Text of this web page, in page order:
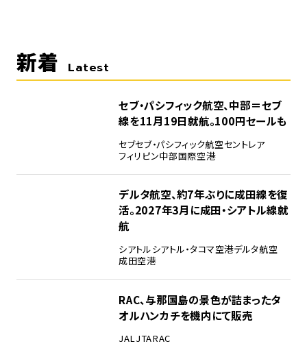
新着 Latest
セブ・パシフィック航空、中部＝セブ
線を11月19日就航。100円セールも
セブセブ・パシフィック航空セントレア
フィリピン中部国際空港
デルタ航空、約7年ぶりに成田線を復
活。2027年3月に成田・シアトル線就
航
シアトルシアトル・タコマ空港デルタ航空
成田空港
RAC、与那国島の景色が詰まったタ
オルハンカチを機内にて販売
JALJTARAC